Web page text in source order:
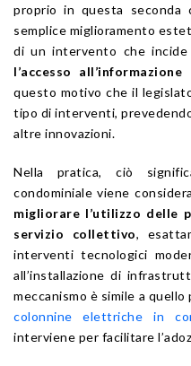
proprio in questa
semplice miglioramento
di un intervento che
l’accesso
questo motivo che il
tipo di interventi,
altre innovazioni.
Nella pratica, ciò
condominiale viene
migliorare l’utilizzo delle
servizio collettivo,
interventi tecnologici
all’installazione di
meccanismo è simile a quello
colonnine elettriche in
interviene per facilitare